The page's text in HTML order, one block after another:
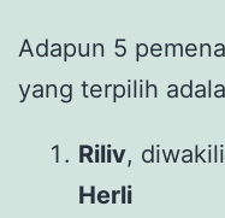
Adapun 5
yang terpilih
Riliv,
Herli